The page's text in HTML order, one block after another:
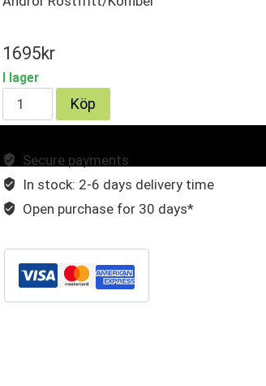
1695kr
I lager
Runda
dubbla
88,9mm,
Vänster,
Vinklade
id
Köp
Secure payments
In stock: 2-6 days delivery time
Open purchase for 30 days*